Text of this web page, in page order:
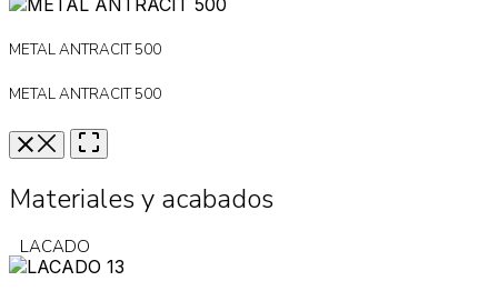
METAL ANTRACIT 500
METAL ANTRACIT 500
Materiales y acabados
LACADO